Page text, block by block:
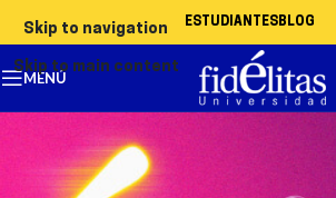
Skip to navigation
Skip to main content
ESTUDIANTESBLOG
MENÚ